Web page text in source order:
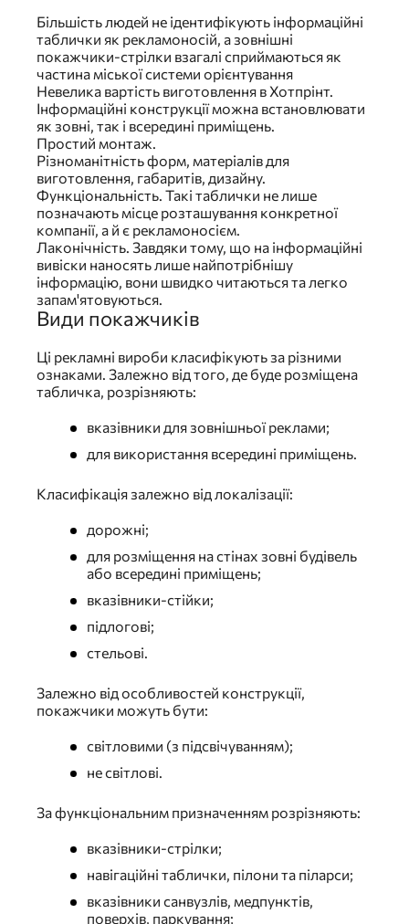
Більшість людей не ідентифікують інформаційні
таблички як рекламоносій, а зовнішні
покажчики-стрілки взагалі сприймаються як
частина міської системи орієнтування
Невелика вартість виготовлення в Хотпрінт.
Інформаційні конструкції можна встановлювати
як зовні, так і всередині приміщень.
Простий монтаж.
Різноманітність форм, матеріалів для
виготовлення, габаритів, дизайну.
Функціональність. Такі таблички не лише
позначають місце розташування конкретної
компанії, а й є рекламоносієм.
Лаконічність. Завдяки тому, що на інформаційні
вивіски наносять лише найпотрібнішу
інформацію, вони швидко читаються та легко
запам'ятовуються.
Види покажчиків
Ці рекламні вироби класифікують за різними
ознаками. Залежно від того, де буде розміщена
табличка, розрізняють:
вказівники для зовнішньої реклами;
для використання всередині приміщень.
Класифікація залежно від локалізації:
дорожні;
для розміщення на стінах зовні будівель
або всередині приміщень;
вказівники-стійки;
підлогові;
стельові.
Залежно від особливостей конструкції,
покажчики можуть бути:
світловими (з підсвічуванням);
не світлові.
За функціональним призначенням розрізняють:
вказівники-стрілки;
навігаційні таблички, пілони та піларси;
вказівники санвузлів, медпунктів,
поверхів, паркування;